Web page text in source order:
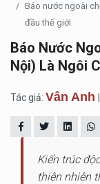
Báo nước ngoài
đầu thế giới
Báo Nước
Nội) Là Ngôi
Tác giả: Vân Anh
Kiến trúc
thiên nhiên